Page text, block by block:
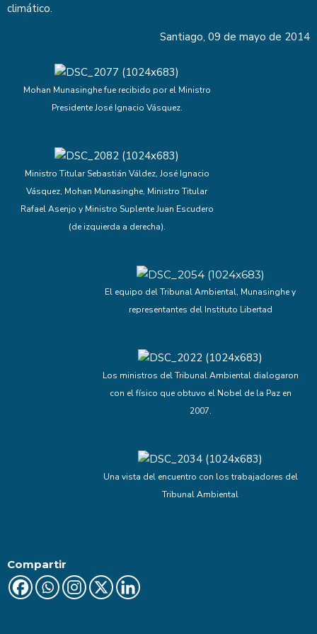
climático.
Santiago, 09 de mayo de 2014
Mohan Munasinghe fue recibido por el Ministro
Presidente José Ignacio Vásquez.
Ministro Titular Sebastián Váldez, José Ignacio
Vásquez, Mohan Munasinghe, Ministro Titular
Rafael Asenjo y Ministro Suplente Juan Escudero
(de izquierda a derecha).
El equipo del Tribunal Ambiental, Munasinghe y
representantes del Instituto Libertad
Los ministros del Tribunal Ambiental dialogaron
con el físico que obtuvo el Nobel de la Paz en
2007.
Una vista del encuentro con los trabajadores del
Tribunal Ambiental
Compartir